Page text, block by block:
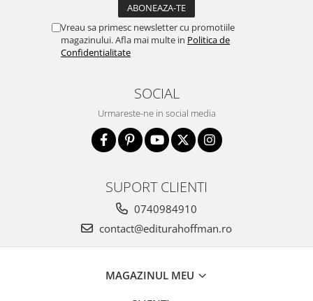
Vreau sa primesc newsletter cu promotiile
magazinului. Afla mai multe in Politica de
Confidentialitate
SOCIAL
Urmareste-ne in social media
SUPORT CLIENTI
0740984910
contact@editurahoffman.ro
MAGAZINUL MEU